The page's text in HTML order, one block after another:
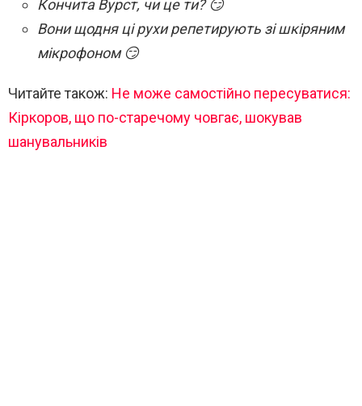
Кончита Вурст, чи це ти? 😏
Вони щодня ці рухи репетирують зі шкіряним
мікрофоном 😏
Читайте також: Не може самостійно пересуватися:
Кіркоров, що по-старечому човгає, шокував
шанувальників